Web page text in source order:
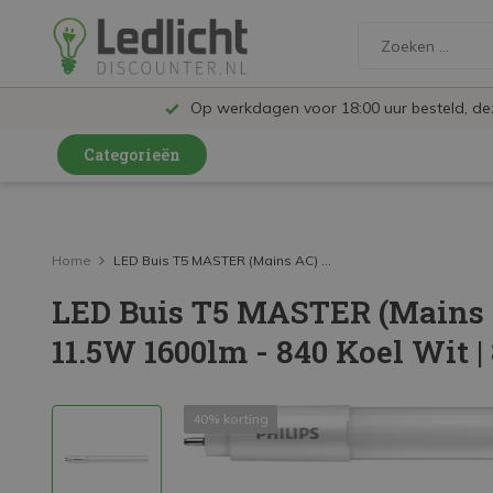
Op werkdagen voor 18:00 uur besteld,
Categorieën
LED Railspots
LED Panelen
LED TL
LED Schijnwerpers
LED High Bay lampen
Home LED Buis T5 MASTER (Mains AC) ...
LED Buis T5 MASTER
11.5W 1600lm - 840 Koel Wit
40% korting